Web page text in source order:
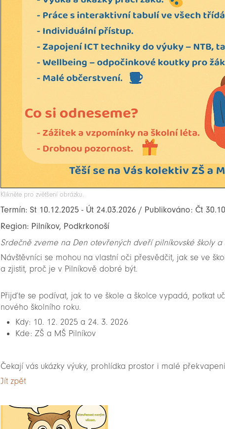
Klikněte pro zvětšení obrázku.
Termín: St 10.12.2025 - Út 24.03.2026 / Publikováno: Čt
Region: Pilníkov, Podkrkonoší
Srdečně zveme na Den otevřených dveří pilníkovské školy a
Návštěvníci se mohou na vlastní oči přesvědčit, jak se ve
a zjistit, proč je v Pilníkově dobré být.
Přijďte se podívat, jak to ve škole a školce vypadá, potkat
nového školního roku.
Kdy: 10. 12. 2025 a 24. 3. 2026
Kde: ZŠ a MŠ Pilníkov
Čekají vás ukázky výuky, prohlídka prostor i malé
Jít zpět